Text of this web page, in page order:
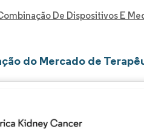
De Dispositivos E
do Mercado de